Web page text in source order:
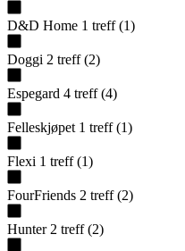
D&D Home 1 treff (1)
Doggi 2 treff (2)
Espegard 4 treff (4)
Felleskjøpet 1 treff (1)
Flexi 1 treff (1)
FourFriends 2 treff (2)
Hunter 2 treff (2)